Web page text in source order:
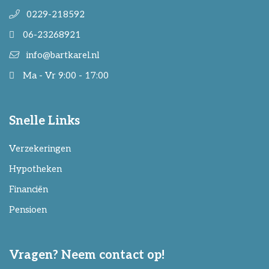
0229-218592
06-23268921
info@bartkarel.nl
Ma - Vr 9:00 - 17:00
Snelle Links
Verzekeringen
Hypotheken
Financiën
Pensioen
Vragen? Neem contact op!